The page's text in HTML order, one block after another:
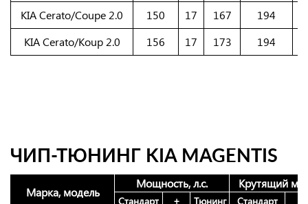
KIA Cerato/Coupe 2.0
150 17 167 194
KIA Cerato/Koup 2.0
156 17 173 194
ЧИП-ТЮНИНГ KIA MAGENTIS
Марка, модель
Мощность, л.с. Крутящий
Стандарт + Тюнинг Стандарт